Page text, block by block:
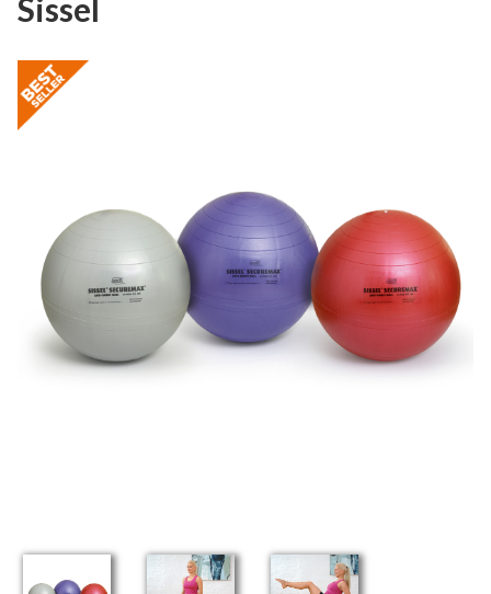
Sissel